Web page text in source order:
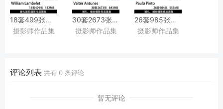
18套499张纪实婚礼记录跟拍摄影作品图片欣赏，
婚礼摄影师William
摄影师作品集
30套2673张欧洲纪实婚礼跟拍摄影作品图片欣
葡萄牙婚礼摄影师
摄影师作品集
26套985张法国婚礼跟拍、
婚纱摄影作品图片欣赏，
摄影师作品集
评论列表 共有 0 条评论
暂无评论